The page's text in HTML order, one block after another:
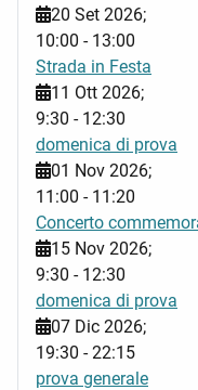
20 Set 2026;
10:00 - 13:00
Strada in Festa
11 Ott 2026;
9:30 - 12:30
domenica di prova
01 Nov 2026;
11:00 - 11:20
Concerto
15 Nov 2026;
9:30 - 12:30
domenica di prova
07 Dic 2026;
19:30 -22:15
prova generale